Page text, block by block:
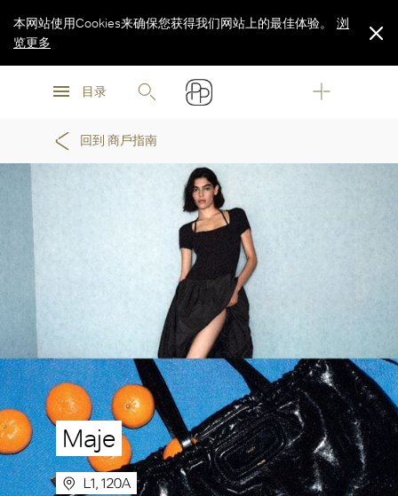
浏
目录
本网站使用Cookies来确保您获得我们网站上的最佳体验。
浏
览更多
回到 商戶指南
Maje
L1, 120A